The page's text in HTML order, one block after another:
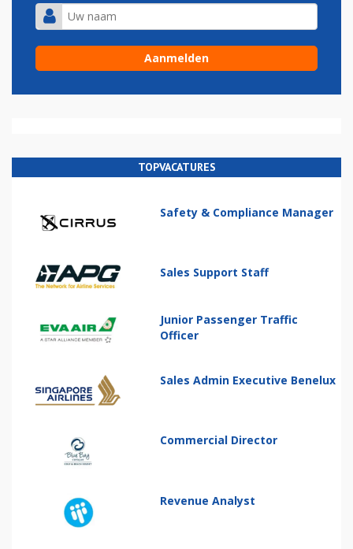
TOPVACATURES
Safety & Compliance Manager
Sales Support Staff
Junior Passenger Traffic
Officer
Sales Admin Executive Benelux
Commercial Director
Revenue Analyst